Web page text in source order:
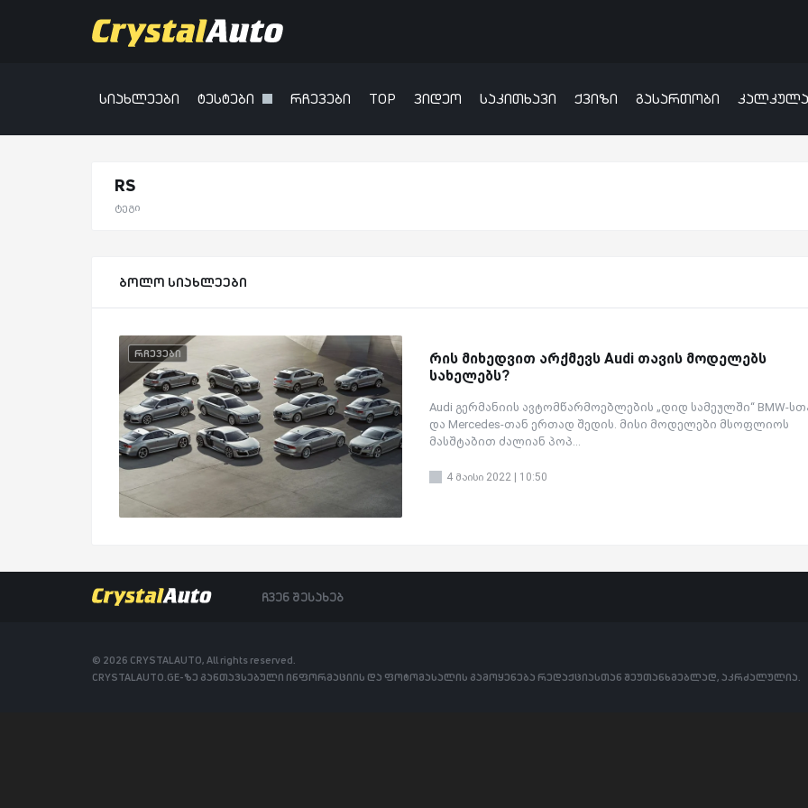
სიახლეები ტესტები რჩევები TOP ვიდეო საკითხავი ქვიზი გასართობი
RS
ტეგი
ბოლო სიახლეები
რჩევები
რის მიხედვით არქმევს Audi თავის მოდელებს
სახელებს?
Audi გერმანიის ავტომწარმოებლების „დიდ სამეულში“ BMW-
და Mercedes-თან ერთად შედის. მისი მოდელები მსოფლიოს
მასშტაბით ძალიან პოპ...
4 მაისი 2022 | 10:50
ჩვენ შესახებ
© 2026 CRYSTALAUTO, All rights reserved.
CRYSTALAUTO.GE-ზე განთავსებული ინფორმაციის და ფოტომასალის გამოყენება რედაქციასთან შეუთანხმებლად, აკრძალულია.